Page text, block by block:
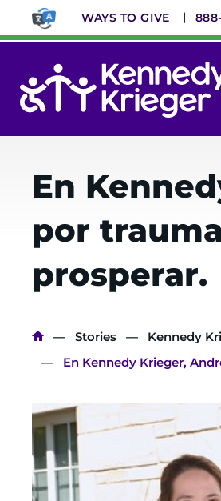
main
WAYS TO GIVE
En
por
prosperar.
Breadcrumb
Stories Kennedy
En Kennedy Krieger,